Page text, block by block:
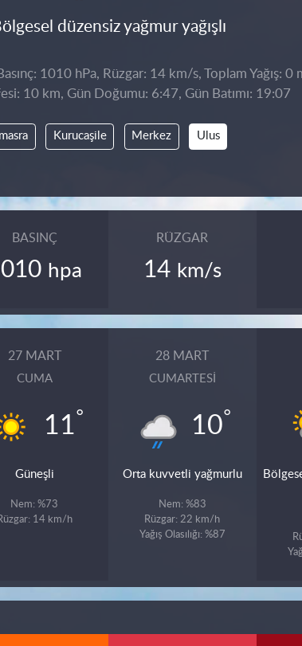
düzensiz yağmur yağışlı
1010 hPa, Rüzgar: 14 km/s, Toplam Yağış: 0
10 km, Gün Doğumu: 6:47, Gün Batımı: 19:07
Kurucaşile Merkez Ulus
BASINÇ
hpa
RÜZGAR
14 km/s
27 MART
CUMA
11°
Güneşli
Nem: %73
14 km/h
28 MART
CUMARTESI
10°
Orta kuvvetli yağmurlu
Nem: %83
Rüzgar: 22 km/h
Yağış Olasılığı: %87